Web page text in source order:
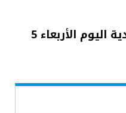
أسعار الذهب في السعودية اليوم الأربعاء 5